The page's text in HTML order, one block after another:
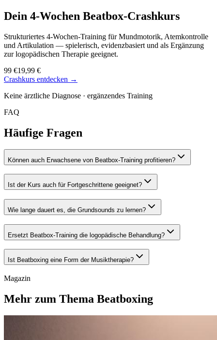
Dein 4-Wochen Beatbox-Crashkurs
Strukturiertes 4-Wochen-Training für Mundmotorik, Atemkontrolle
und Artikulation — spielerisch, evidenzbasiert und als Ergänzung
zur logopädischen Therapie geeignet.
99 €19,99 €
Crashkurs entdecken →
Keine ärztliche Diagnose · ergänzendes Training
FAQ
Häufige Fragen
Können auch Erwachsene von Beatbox-Training profitieren?
Ist der Kurs auch für Fortgeschrittene geeignet?
Wie lange dauert es, die Grundsounds zu lernen?
Ersetzt Beatbox-Training die logopädische Behandlung?
Ist Beatboxing eine Form der Musiktherapie?
Magazin
Mehr zum Thema Beatboxing